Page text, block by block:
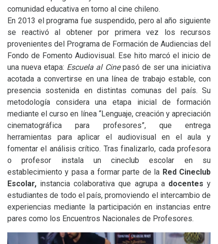
comunidad educativa en torno al cine chileno.
En 2013 el programa fue suspendido, pero al año siguiente
se reactivó al obtener por primera vez los recursos
provenientes del Programa de Formación de Audiencias del
Fondo de Fomento Audiovisual. Ese hito marcó el inicio de
una nueva etapa: Escuela al Cinepasó de ser una iniciativa
acotada a convertirse en una línea de trabajo estable, con
presencia sostenida en distintas comunas del país. Su
metodología considera una etapa inicial de formación
mediante el curso en línea “Lenguaje, creación y apreciación
cinematográfica para profesores”, que entrega
herramientas para aplicar el audiovisual en el aula y
fomentar el análisis crítico. Tras finalizarlo, cada profesora
o profesor instala un cineclub escolar en su
establecimiento y pasa a formar parte de la Red Cineclub
Escolar, instancia colaborativa que agrupa a docentesy
estudiantes de todo el país, promoviendo el intercambio de
experiencias mediante la participación en instancias entre
pares como los Encuentros Nacionales de Profesores.